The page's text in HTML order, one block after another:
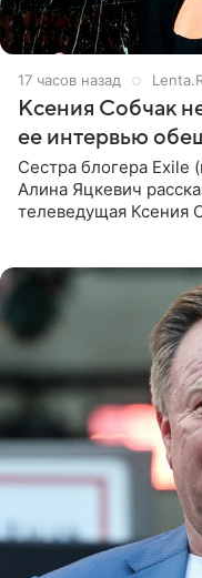
17 часов назад
Ксения Собчак
ее интервью
Сестра блогера
Алина Яцкевич
телеведущая Ксения